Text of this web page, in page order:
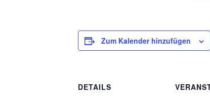
Zum Kalender hinzufügen
DETAILS